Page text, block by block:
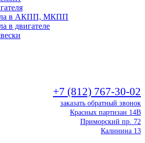
в АКПП, МКПП
в двигателе
+7 (812) 767-30-02
заказать обратный звонок
Красных партизан 14В
Приморский пр. 72
Калинина 13